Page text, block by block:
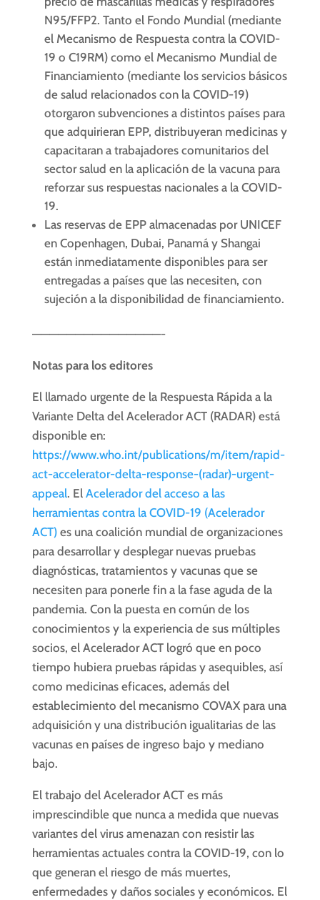
N95/FFP2. Tanto el Fondo Mundial (mediante
el Mecanismo de Respuesta contra la COVID-
19 o C19RM) como el Mecanismo Mundial de
Financiamiento (mediante los servicios básicos
de salud relacionados con la COVID-19)
otorgaron subvenciones a distintos países para
que adquirieran EPP, distribuyeran medicinas y
capacitaran a trabajadores comunitarios del
sector salud en la aplicación de la vacuna para
reforzar sus respuestas nacionales a la COVID-
19.
Las reservas de EPP almacenadas por UNICEF
en Copenhagen, Dubai, Panamá y Shangai
están inmediatamente disponibles para ser
entregadas a países que las necesiten, con
sujeción a la disponibilidad de financiamiento.
———————————————-
Notas para los editores
El llamado urgente de la Respuesta Rápida a la
Variante Delta del Acelerador ACT (RADAR) está
disponible en:
https://www.who.int/publications/m/item/rapid-
act-accelerator-delta-response-(radar)-urgent-
appeal. El Acelerador del acceso a las
herramientas contra la COVID-19 (Acelerador
ACT)es una coalición mundial de organizaciones
para desarrollar y desplegar nuevas pruebas
diagnósticas, tratamientos y vacunas que se
necesiten para ponerle fin a la fase aguda de la
pandemia. Con la puesta en común de los
conocimientos y la experiencia de sus múltiples
socios, el Acelerador ACT logró que en poco
tiempo hubiera pruebas rápidas y asequibles, así
como medicinas eficaces, además del
establecimiento del mecanismo COVAX para una
adquisición y una distribución igualitarias de las
vacunas en países de ingreso bajo y mediano
bajo.
El trabajo del Acelerador ACT es más
imprescindible que nunca a medida que nuevas
variantes del virus amenazan con resistir las
herramientas actuales contra la COVID-19, con lo
que generan el riesgo de más muertes,
enfermedades y daños sociales y económicos. El